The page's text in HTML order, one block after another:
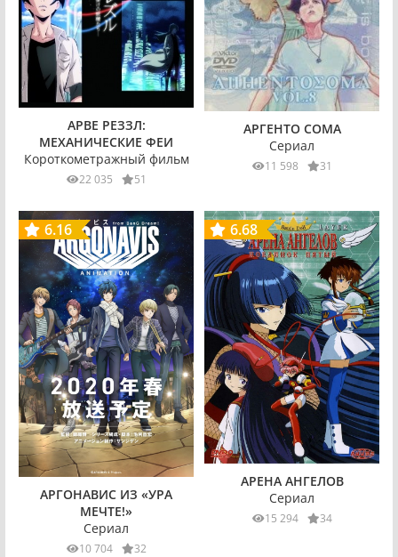
АРВЕ РЕЗЗЛ:
МЕХАНИЧЕСКИЕ ФЕИ
Короткометражный фильм
22 035 51
АРГЕНТО СОМА
Сериал
11 598 31
6.16
АРГОНАВИС ИЗ «УРА
МЕЧТЕ!»
Сериал
10 704 32
6.68
АРЕНА АНГЕЛОВ
Сериал
15 294 34